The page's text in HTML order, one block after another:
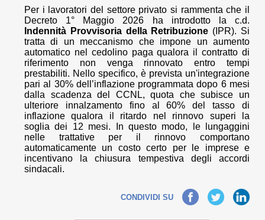
Per i lavoratori del settore privato si rammenta che il
Decreto 1° Maggio 2026 ha introdotto la c.d.
Indennità Provvisoria della Retribuzione (IPR). Si
tratta di un meccanismo che impone un aumento
automatico nel cedolino paga qualora il contratto di
riferimento non venga rinnovato entro tempi
prestabiliti. Nello specifico, è prevista un'integrazione
pari al 30% dell’inflazione programmata dopo 6 mesi
dalla scadenza del CCNL, quota che subisce un
ulteriore innalzamento fino al 60% del tasso di
inflazione qualora il ritardo nel rinnovo superi la
soglia dei 12 mesi. In questo modo, le lungaggini
nelle trattative per il rinnovo comportano
automaticamente un costo certo per le imprese e
incentivano la chiusura tempestiva degli accordi
sindacali.
CONDIVIDI SUFacebook TwitterLinkedIn